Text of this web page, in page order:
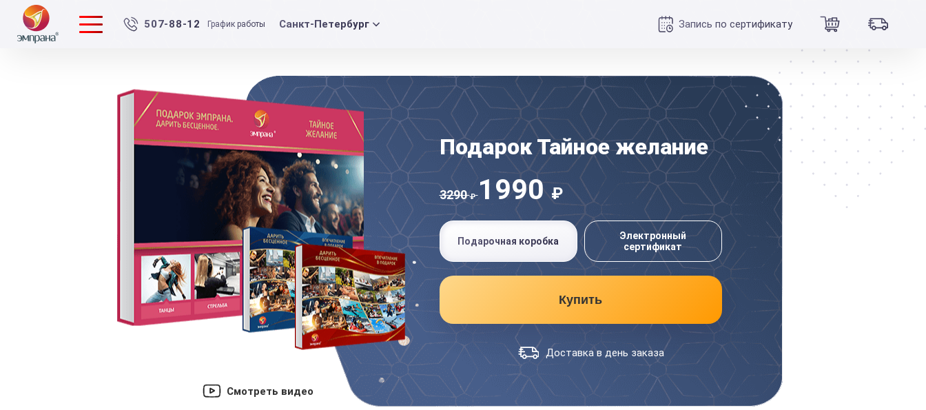
507-88-12 График работы Санкт-Петербург Запись по сертификату
Подарок Тайное желание
3290₽ 1990₽
Подарочная коробка
Электронный
сертификат
Купить
Доставка в день заказа
Смотреть видео